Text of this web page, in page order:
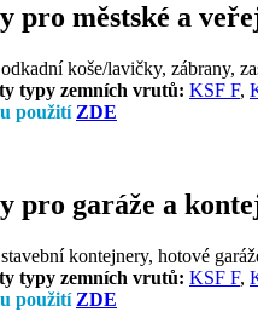
pro městské a
odkadní koše/lavičky, zábrany,
typy zemních vrutů: KSF F,
použití ZDE
pro garáže a
stavební kontejnery, hotové
typy zemních vrutů: KSF F,
použití ZDE